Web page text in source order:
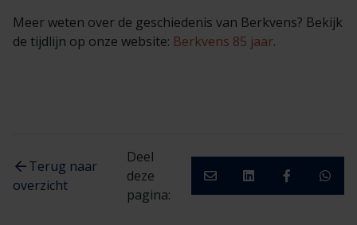
Meer weten over de geschiedenis van Berkvens? Bekijk
de tijdlijn op onze website: Berkvens 85 jaar.
Terug naar
overzicht
Deel
deze
pagina: